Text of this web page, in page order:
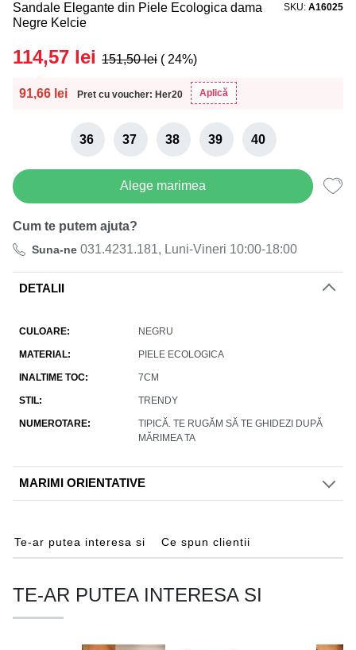
Sandale Elegante din Piele Ecologica dama
Negre Kelcie
SKU A16025
91,66 lei Pret cu voucher: Her20 Aplică
114,57 lei 151,50lei ( 24%)
36 37 38 39 40
Alege marimea
Cum te putem ajuta?
Suna-ne 031.4231.181, Luni-Vineri 10:00-18:00
DETALII
CULOARE NEGRU
MATERIAL PIELE ECOLOGICA
INALTIME TOC 7CM
STIL TRENDY
NUMEROTARE
TIPICĂ. TE RUGĂM SĂ TE GHIDEZI DUPĂ
MĂRIMEA TA
MARIMI ORIENTATIVE
Te-ar putea interesa si Ce spun clientii
TE-AR PUTEA INTERESA SI